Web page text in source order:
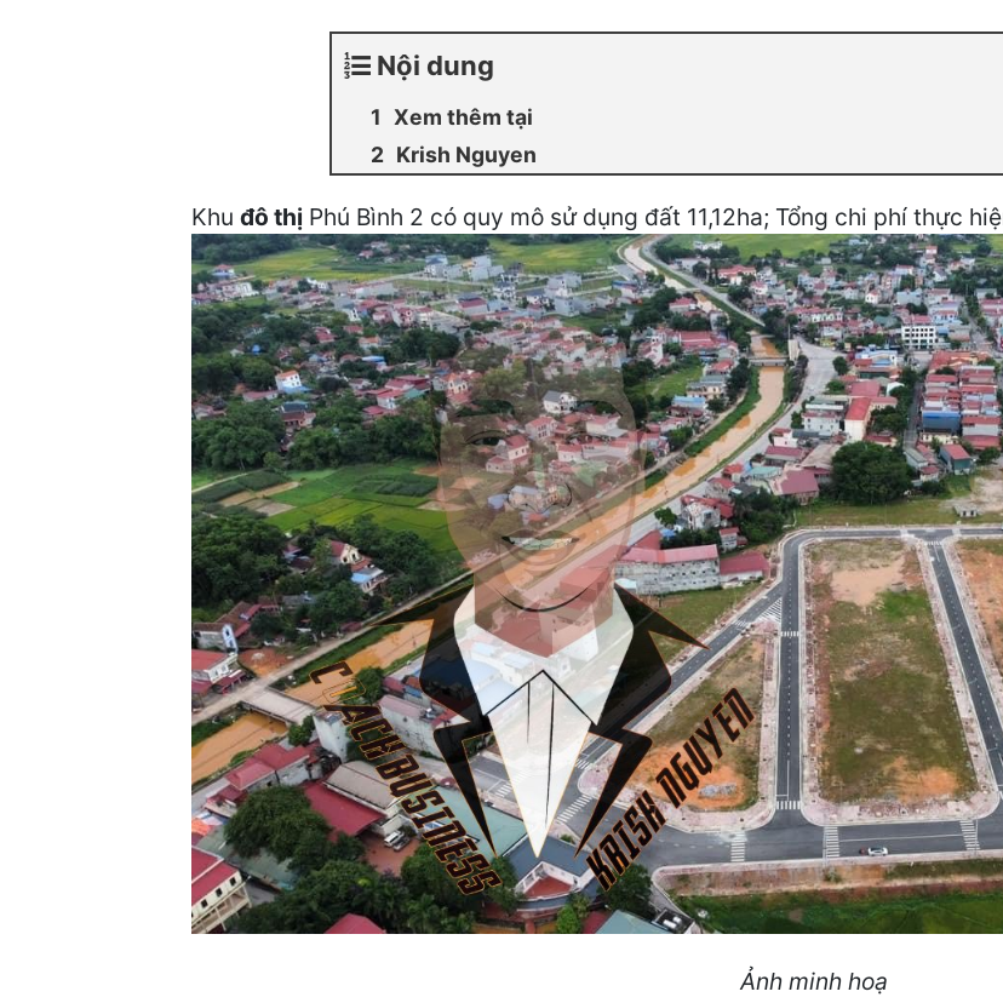
Nội dung
Xem thêm tại
Krish Nguyen
Khu đô thị Phú Bình 2 có quy mô sử dụng đất 11,12ha; Tổng chi phí thực
Ảnh minh hoạ